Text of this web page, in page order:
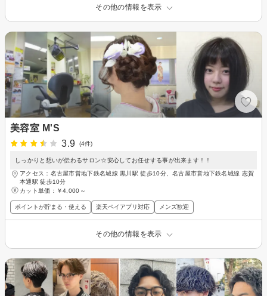
その他の情報を表示
美容室 M'S
3.9
(4件)
しっかりと想いが伝わるサロン☆安心してお任せする事が出来ます！！
アクセス：名古屋市営地下鉄名城線 黒川駅 徒歩10分、名古屋市営地下鉄名城線 志賀
本通駅 徒歩10分
カット単価： ￥4,000～
ポイントが貯まる・使える 楽天ペイアプリ対応 メンズ歓迎
その他の情報を表示